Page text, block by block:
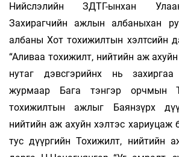
Нийслэлийн ЗДТГ-ынхан
Захирагчийн ажлын албаныхан
албаны Хот тохижилтын хэлтсийн
“Аливаа тохижилт, нийтийн аж
нутаг дэвсгэрийнх нь
журмаар Бага тэнгэр орчмын
тохижилтын ажлыг Баянзүрх
нийтийн аж ахуйн хэлтэс хариуцаж
тус дүүргийн Тохижилт, нийтийн